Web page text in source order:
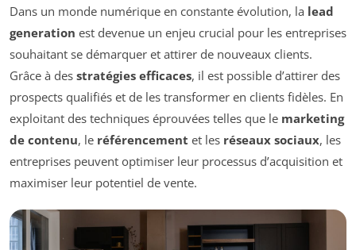
Dans un monde numérique en constante évolution, la lead
generation est devenue un enjeu crucial pour les entreprises
souhaitant se démarquer et attirer de nouveaux clients.
Grâce à des stratégies efficaces, il est possible d’attirer des
prospects qualifiés et de les transformer en clients fidèles. En
exploitant des techniques éprouvées telles que le marketing
de contenu, le référencement et les réseaux sociaux, les
entreprises peuvent optimiser leur processus d’acquisition et
maximiser leur potentiel de vente.